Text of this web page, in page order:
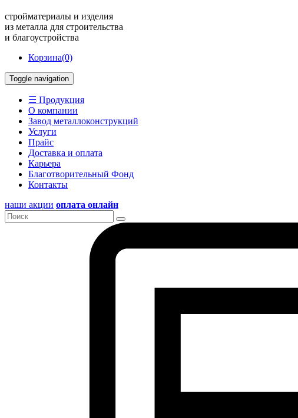
стройматериалы и изделия
из металла для строительства
и благоустройства
Корзина(0)
Toggle navigation
☰ Продукция
О компании
Завод металлоконструкций
Услуги
Прайс
Доставка и оплата
Карьера
Благотворительный Фонд
Контакты
наши акции оплата онлайн